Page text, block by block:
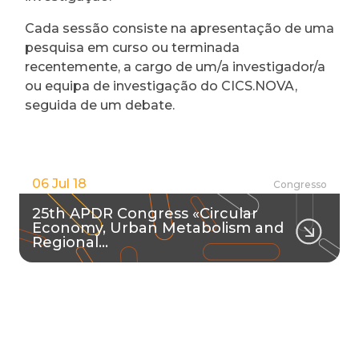
Cada sessão consiste na apresentação de uma
pesquisa em curso ou terminada
recentemente, a cargo de um/a investigador/a
ou equipa de investigação do CICS.NOVA,
seguida de um debate.
06 Jul 18 Congresso
25th APDR Congress «Circular
Economy, Urban Metabolism and
Regional…